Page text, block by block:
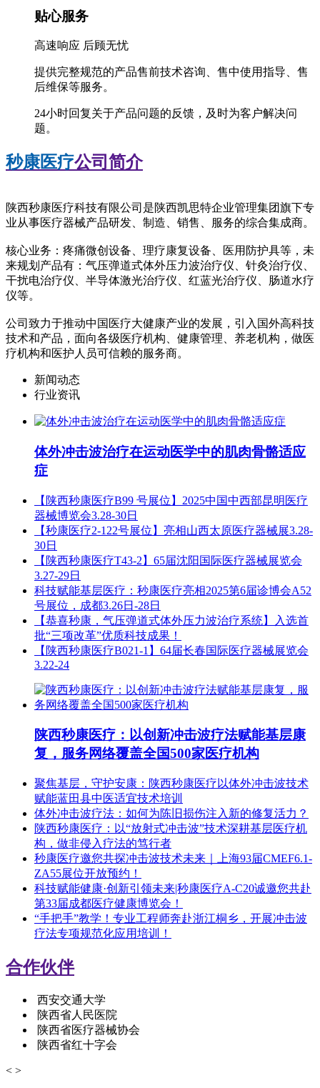
贴心服务
高速响应 后顾无忧
提供完整规范的产品售前技术咨询、售中使用指导、售
后维保等服务。
24小时回复关于产品问题的反馈，及时为客户解决问
题。
秒康医疗公司简介
陕西秒康医疗科技有限公司是陕西凯思特企业管理集团旗下专
业从事医疗器械产品研发、制造、销售、服务的综合集成商。
核心业务：疼痛微创设备、理疗康复设备、医用防护具等，未
来规划产品有：气压弹道式体外压力波治疗仪、针灸治疗仪、
干扰电治疗仪、半导体激光治疗仪、红蓝光治疗仪、肠道水疗
仪等。
公司致力于推动中国医疗大健康产业的发展，引入国外高科技
技术和产品，面向各级医疗机构、健康管理、养老机构，做医
疗机构和医护人员可信赖的服务商。
新闻动态
行业资讯
体外冲击波治疗在运动医学中的肌肉骨骼适应
症
【陕西秒康医疗B99 号展位】2025中国中西部昆明医疗
器械博览会3.28-30日
【秒康医疗2-122号展位】亮相山西太原医疗器械展3.28-
30日
【陕西秒康医疗T43-2】65届沈阳国际医疗器械展览会
3.27-29日
科技赋能基层医疗：秒康医疗亮相2025第6届诊博会A52
号展位，成都3.26日-28日
【恭喜秒康，气压弹道式体外压力波治疗系统】入选首
批“三项改革”优质科技成果！
【陕西秒康医疗B021-1】64届长春国际医疗器械展览会
3.22-24
陕西秒康医疗：以创新冲击波疗法赋能基层康
复，服务网络覆盖全国500家医疗机构
聚焦基层，守护安康：陕西秒康医疗以体外冲击波技术
赋能蓝田县中医适宜技术培训
体外冲击波疗法：如何为陈旧损伤注入新的修复活力？
陕西秒康医疗：以“放射式冲击波”技术深耕基层医疗机
构，做非侵入疗法的笃行者
秒康医疗邀您共探冲击波技术未来｜上海93届CMEF6.1-
ZA55展位开放预约！
科技赋能健康·创新引领未来|秒康医疗A-C20诚邀您共赴
第33届成都医疗健康博览会！
“手把手”教学！专业工程师奔赴浙江桐乡，开展冲击波
疗法专项规范化应用培训！
合作伙伴
西安交通大学
陕西省人民医院
陕西省医疗器械协会
陕西省红十字会
< >